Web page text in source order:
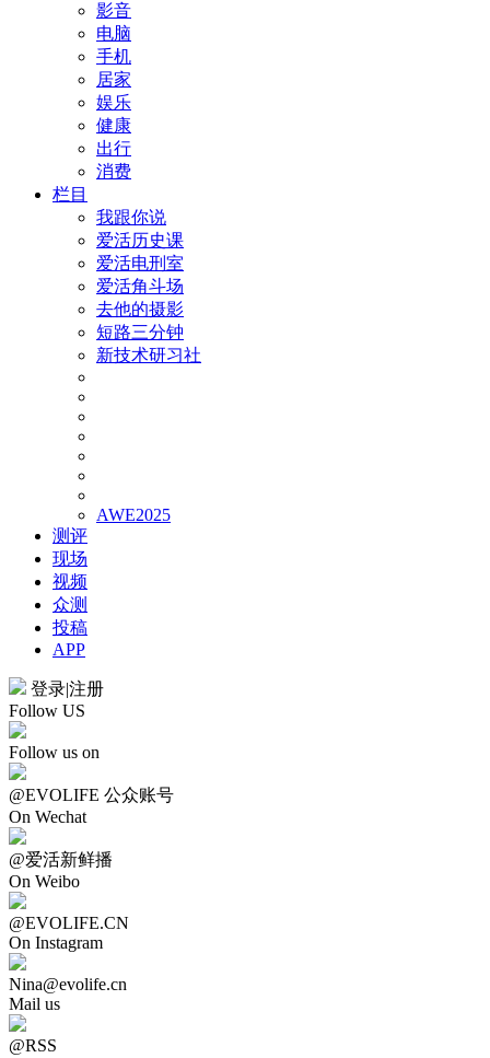
影音
电脑
手机
居家
娱乐
健康
出行
消费
栏目
我跟你说
爱活历史课
爱活电刑室
爱活角斗场
去他的摄影
短路三分钟
新技术研习社
AWE2025
测评
现场
视频
众测
投稿
APP
登录|注册
Follow US
Follow us on
@EVOLIFE 公众账号
On Wechat
@爱活新鲜播
On Weibo
@EVOLIFE.CN
On Instagram
Nina@evolife.cn
Mail us
@RSS